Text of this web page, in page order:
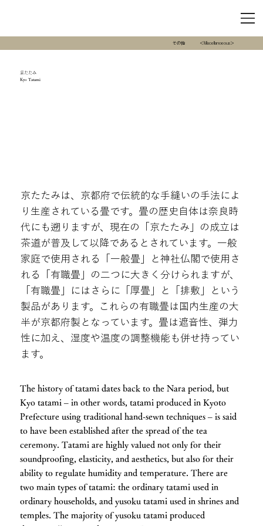
その他 ＜Miscellanoeous＞
京たたみ
Kyo Tatami
京たたみは、京都府で伝統的な手縫いの手法によ
り生産されている畳です。畳の歴史自体は奈良時
代にも遡りますが、現在の「京たたみ」の成立は
茶道が普及して以降であるとされています。一般
家庭で使用される「一般畳」と神社仏閣で使用さ
れる「有職畳」の二つに大きく分けられますが、
「有職畳」にはさらに「厚畳」と「排敷」という
製品があります。これらの有職畳は国内生産の大
半が京都府製となっています。畳は遮音性、弾力
性に加え、湿度や温度の調整機能も併せ持ってい
ます。
The history of tatami dates back to the Nara period, but
Kyo tatami – in other words, tatami produced in Kyoto
Prefecture using traditional hand-sewn techniques – is said
to have been established after the spread of the tea
ceremony. Tatami are highly valued not only for their
soundproofing, elasticity, and aesthetics, but also for their
ability to regulate humidity and temperature. There are
two main types of tatami: the ordinary tatami used in
ordinary households, and yusoku tatami used in shrines and
temples. The majority of yusoku tatami produced